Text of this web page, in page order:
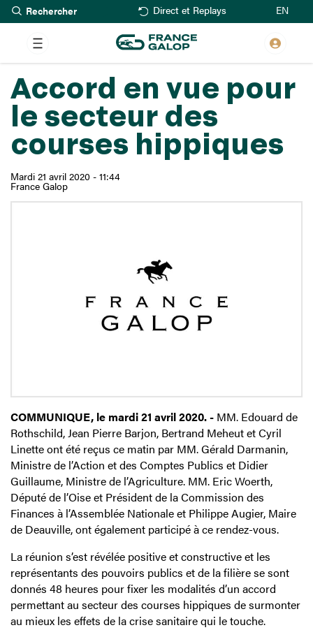
Aller
au
contenu
principal
Rechercher Direct et Replays EN
Accord en vue pour
le secteur des
courses hippiques
Mardi 21 avril 2020 - 11:44
France Galop
COMMUNIQUE, le mardi 21 avril 2020. - MM. Edouard de
Rothschild, Jean Pierre Barjon, Bertrand Meheut et Cyril
Linette ont été reçus ce matin par MM. Gérald Darmanin,
Ministre de l’Action et des Comptes Publics et Didier
Guillaume, Ministre de l’Agriculture. MM. Eric Woerth,
Député de l’Oise et Président de la Commission des
Finances à l’Assemblée Nationale et Philippe Augier, Maire
de Deauville, ont également participé à ce rendez-vous.
La réunion s’est révélée positive et constructive et les
représentants des pouvoirs publics et de la filière se sont
donnés 48 heures pour fixer les modalités d’un accord
permettant au secteur des courses hippiques de surmonter
au mieux les effets de la crise sanitaire qui le touche.